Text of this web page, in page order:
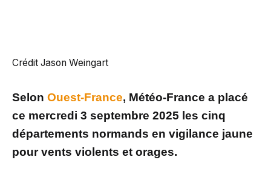
Crédit Jason Weingart
Selon Ouest-France, Météo-France a placé
ce mercredi 3 septembre 2025 les cinq
départements normands en vigilance jaune
pour vents violents et orages.